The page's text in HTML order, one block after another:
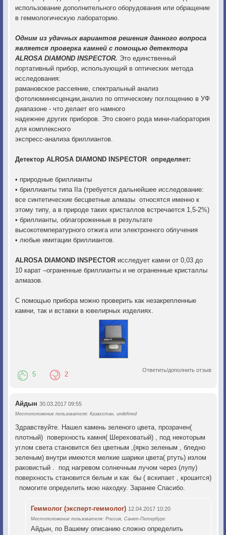
использование дополнительного оборудования или обращение
в геммологическую лабораторию.
Одним из удачных вариантов решения данного вопроса
является проверка камней с помощью детектора
ALROSA DIAMOND INSPECTOR. Это единственный
портативный прибор, использующий в оптических метода
исследования:
рамановское рассеяние, спектральный анализ
фотолюминесценции,анализ по оптическому поглощению в УФ
диапазоне - что делает его намного
надежнее других приборов. Это своего рода мини-лаборатория
для комплексного
экспресс-анализа бриллиантов.
Детектор ALROSA DIAMOND INSPECTOR определяет:
• природные бриллианты
• бриллианты типа IIа (требуется дальнейшее исследование:
все синтетические бесцветные алмазы относятся именно к
этому типу, а в природе таких кристаллов встречается 1,5-2%)
• бриллианты, облагороженные в результате
высокотемпературного отжига или электронного облучения
• любые имитации бриллиантов.
ALROSA DIAMOND INSPECTORисследует камни от 0,03 до
10 карат –ограненные бриллианты и не ограненные кристаллы
алмазов.
С помощью прибора можно проверить как незакрепленные
камни, так и вставки в ювелирных изделиях.
Ответить/дополнить отзыв
5 2
Айдын 30.03.2017 09:55
Местоположение пользователя: Казахстан, undefined
Здравствуйте. Нашел камень зеленого цвета, прозрачен(
плотный) поверхность камня( Шереховатый) , под некоторым
углом света становится без цветным ,(ярко зеленым , бледно
зеленым) внутри имеются мелкие шарики цвета( ртуть) излом
раковистый . под нагревом солнечным лучом через (лупу)
поверхность становится белым и как бы ( вскипает , крошится)
помогите определить мою находку. Заранее Спасибо.
Геммолог (эксперт-геммолог) 12.04.2017 10:20
Местоположение пользователя: Россия, Санкт-Петербург
Айдын, по Вашему описанию сложно определить